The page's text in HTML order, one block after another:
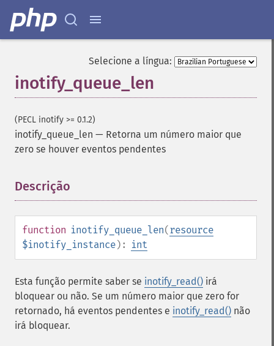
Selecione a língua:
inotify_queue_len
(PECL inotify >= 0.1.2)
inotify_queue_len — Retorna um número maior que
zero se houver eventos pendentes
Descrição
function inotify_queue_len(resource
$inotify_instance): int
Esta função permite saber se inotify_read() irá
bloquear ou não. Se um número maior que zero for
retornado, há eventos pendentes e inotify_read() não
irá bloquear.